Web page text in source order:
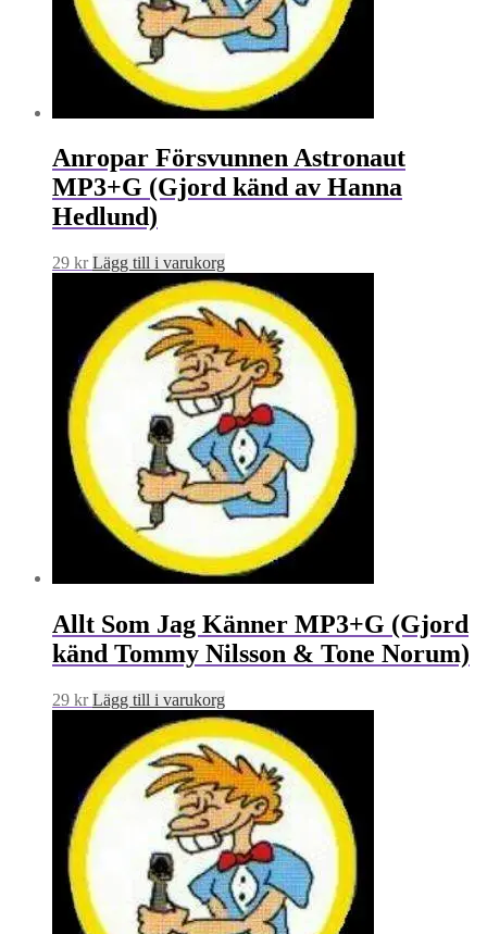
Anropar Försvunnen Astronaut
MP3+G (Gjord känd av Hanna
Hedlund)
29 kr Lägg till i varukorg
Allt Som Jag Känner MP3+G (Gjord
känd Tommy Nilsson & Tone Norum)
29 kr Lägg till i varukorg